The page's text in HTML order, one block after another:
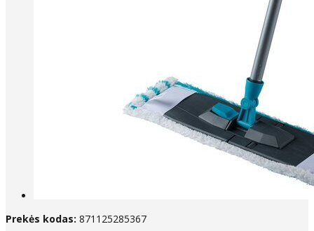
Prekės kodas: 871125285367